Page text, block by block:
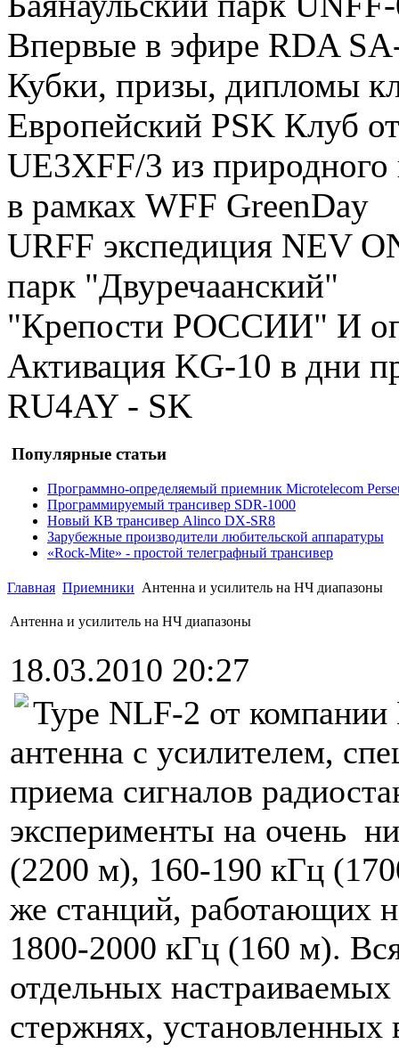
Впервые в эфире RDA
Кубки, призы, дипломы
Европейский PSK Клуб
UE3XFF/3 из природного
в рамках WFF GreenDay
URFF экспедиция NEV
парк "Двуречаанский"
"Крепости РОССИИ" И
Активация KG-10 в дни
RU4AY - SK
Популярные статьи
Программно-определяемый приемник Microtelecom
Программируемый трансивер SDR-1000
Новый КВ трансивер Alinco DX-SR8
Зарубежные производители любительской аппаратуры
«Rock-Mite» - простой телеграфный трансивер
Главная Приемники Антенна и усилитель на НЧ диапазоны
Антенна и усилитель на НЧ диапазоны
18.03.2010 20:27
Type NLF-2 от
антенна с усилителем,
приема сигналов
эксперименты на очень
(2200 м), 160-190 кГц
же станций, работающих
1800-2000 кГц (160 м).
отдельных
стержнях, установленных